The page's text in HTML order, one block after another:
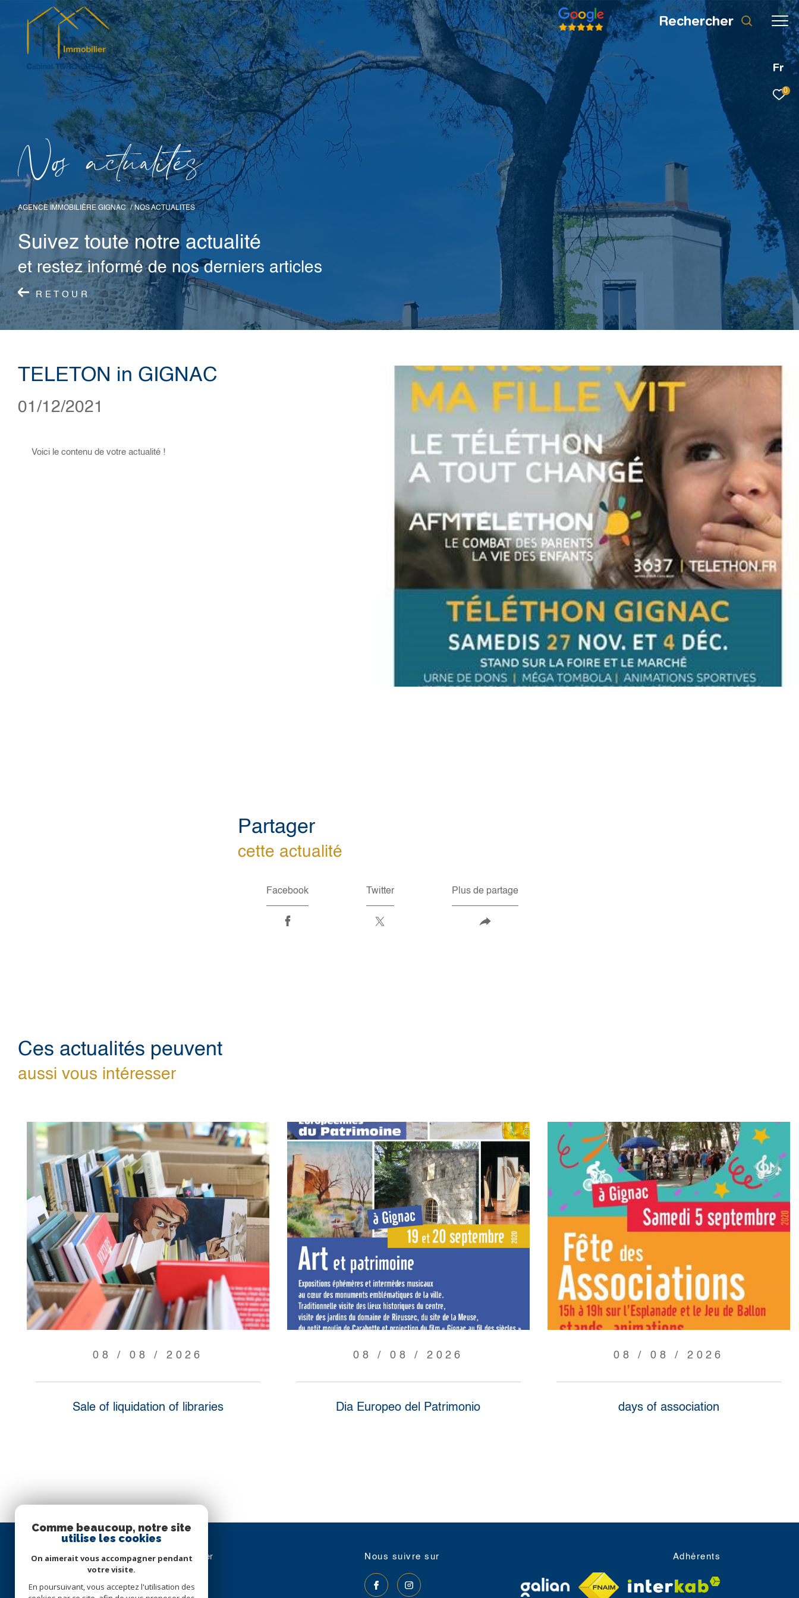
Fr
0
rechercher
No actuaiés
AGENCE IMMOBILIÈRE GIGNAC NOS ACTUALITES
Suivez toute notre actualité
et restez informé de nos derniers articles
RETOUR
TELETON in GIGNAC
01/12/2021
Voici le contenu de votre actualité !
Partager
cette actualité
Facebook Twitter Plus de partage
Ces actualités peuvent
aussi vous intéresser
08 / 08 / 2026
Sale of liquidation of libraries
08 / 08 / 2026
Dia Europeo del Patrimonio
08 / 08 / 2026
days of association
Cabinet TORQUEBIAU Immobilier
04 67 57 31 49
nous suivre sur Adhérents
Comme beaucoup, notre site
utilise les cookies
On aimerait vous accompagner pendant
votre visite.
En poursuivant, vous acceptez l'utilisation des